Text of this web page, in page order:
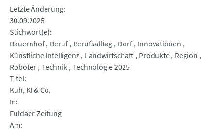
Letzte Änderung
30.09.2025
Stichwort(e)
Bauernhof Beruf Berufsalltag Dorf Innovationen
Künstliche Intelligenz Landwirtschaft Produkte Region
Roboter Technik Technologie 2025
Titel
Kuh, KI & Co.
In
Fuldaer Zeitung
Am